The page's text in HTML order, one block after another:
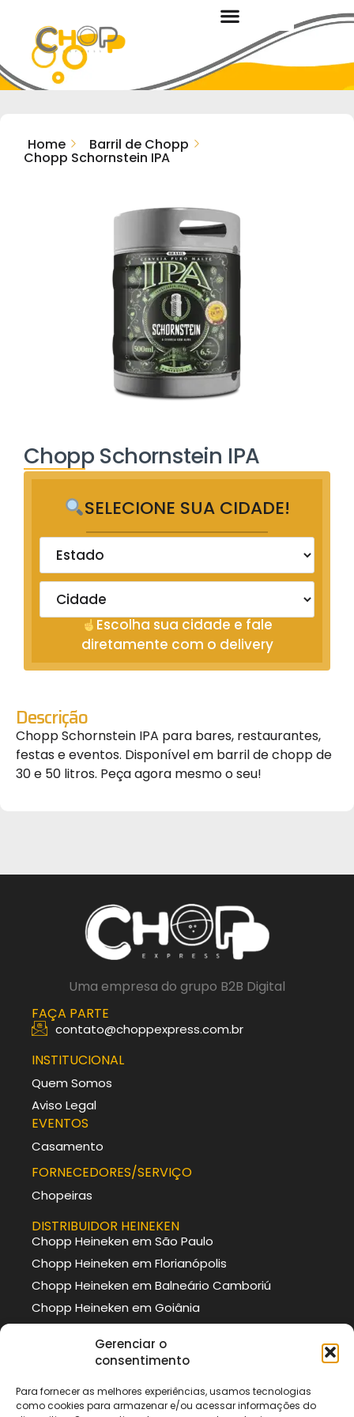
Gerenciar o
consentimento
Para fornecer as melhores experiências, usamos tecnologias
como cookies para armazenar e/ou acessar informações do
Home Barril de Chopp
Chopp Schornstein IPA
Chopp Schornstein IPA
SELECIONE SUA CIDADE!
Escolha sua cidade e fale
diretamente com o delivery
Descrição
Chopp Schornstein IPA para bares, restaurantes,
festas e eventos. Disponível em barril de chopp de
30 e 50 litros. Peça agora mesmo o seu!
Uma empresa do grupo B2B Digital
FAÇA PARTE
contato@choppexpress.com.br
INSTITUCIONAL
Quem Somos
Aviso Legal
EVENTOS
Casamento
FORNECEDORES/SERVIÇO
Chopeiras
DISTRIBUIDOR HEINEKEN
Chopp Heineken em São Paulo
Chopp Heineken em Florianópolis
Chopp Heineken em Balneário Camboriú
Chopp Heineken em Goiânia
DISTRIBUIDOR BRAHMA
Chopp Brahma em Curitiba
Chopp Brahma em Itajaí